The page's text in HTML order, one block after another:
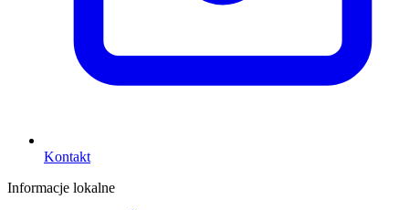
Kontakt
Informacje lokalne